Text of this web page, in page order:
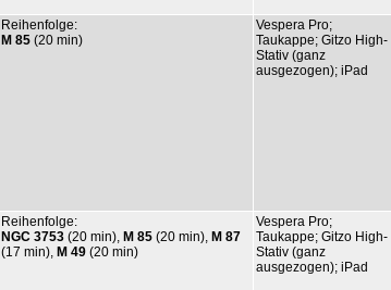
Reihenfolge:
M 85 (20 min)
Vespera Pro;
Taukappe; Gitzo High-
Stativ (ganz
ausgezogen); iPad
Reihenfolge:
NGC 3753 (20 min), M 85 (20 min), M 87
(17 min), M 49 (20 min)
Vespera Pro;
Taukappe; Gitzo High-
Stativ (ganz
ausgezogen); iPad